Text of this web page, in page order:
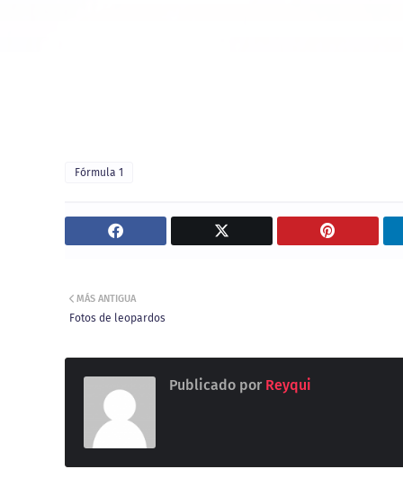
Fórmula 1
MÁS ANTIGUA
Fotos de leopardos
Publicado por Reyqui